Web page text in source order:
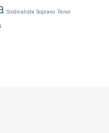
Sindicalista Soprano Tenor